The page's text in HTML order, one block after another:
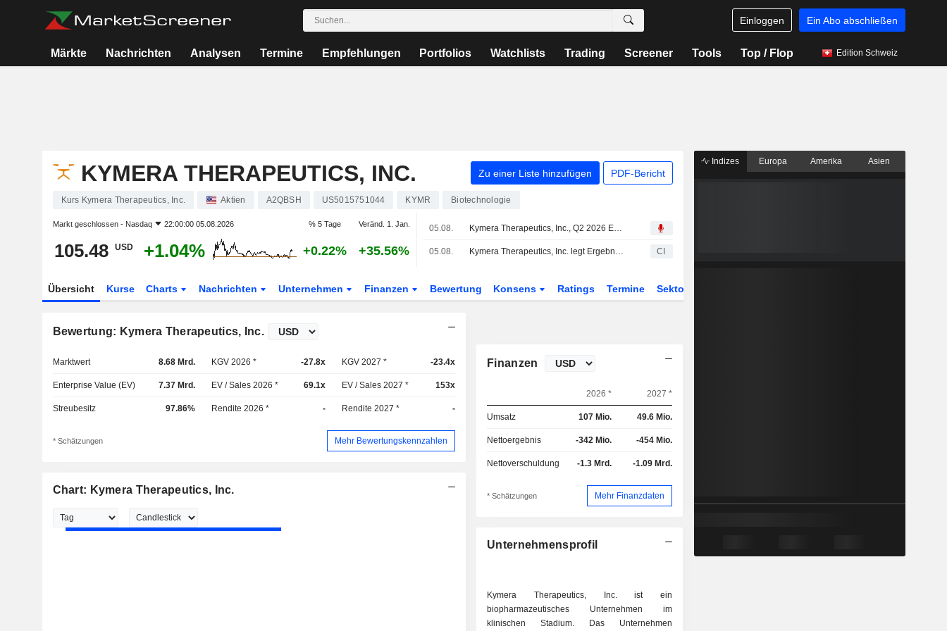
Einloggen Ein Abo abschließen
Märkte Nachrichten Analysen Termine Empfehlungen Portfolios Watchlists Trading Screener Tools Top / Flop Edition Schweiz
KYMERA THERAPEUTICS, INC. Zu einer Liste hinzufügen PDF-Bericht
Kurs Kymera Therapeutics, Inc. Aktien A2QBSH US5015751044 KYMR Biotechnologie
Markt geschlossen - Nasdaq 22:00:00 05.08.2026 % 5 Tage Veränd. 1. Jan.
105.48 USD +1.04% +0.22% +35.56%
05.08. Kymera Therapeutics, Inc., Q2 2026 Earnings Call, Aug 05, 2026
05.08. Kymera Therapeutics, Inc. legt Ergebnisse für das zweite Quartal und das erste Halbjahr bis zum 30. Juni 2026 vor CI
Übersicht Kurse Charts Nachrichten Unternehmen Finanzen Bewertung Konsens Ratings Termine Sektor
Bewertung: Kymera Therapeutics, Inc.
Marktwert 8.68 Mrd. KGV 2026 * -27.8x KGV 2027 * -23.4x
Enterprise Value (EV) 7.37 Mrd. EV / Sales 2026 * 69.1x EV / Sales 2027 * 153x
Streubesitz 97.86% Rendite 2026 * - Rendite 2027 * -
* Schätzungen Mehr Bewertungskennzahlen
Chart: Kymera Therapeutics, Inc.
Finanzen
2026 * 2027 *
Umsatz 107 Mio. 49.6 Mio.
Nettoergebnis -342 Mio. -454 Mio.
Nettoverschuldung -1.3 Mrd. -1.09 Mrd.
* Schätzungen Mehr Finanzdaten
Unternehmensprofil
Kymera Therapeutics, Inc. ist ein
biopharmazeutisches Unternehmen im
klinischen Stadium. Das Unternehmen
Indizes Europa Amerika Asien